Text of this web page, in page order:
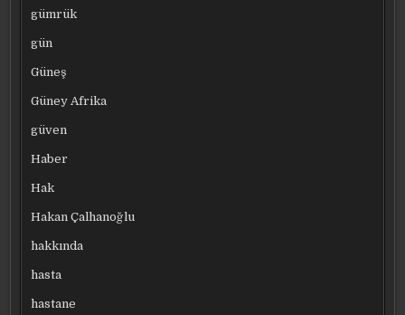
gümrük
gün
Güneş
Güney Afrika
güven
Haber
Hak
Hakan Çalhanoğlu
hakkında
hasta
hastane